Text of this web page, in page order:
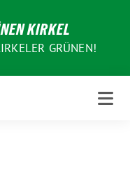
KIRKEL
GRÜNEN!